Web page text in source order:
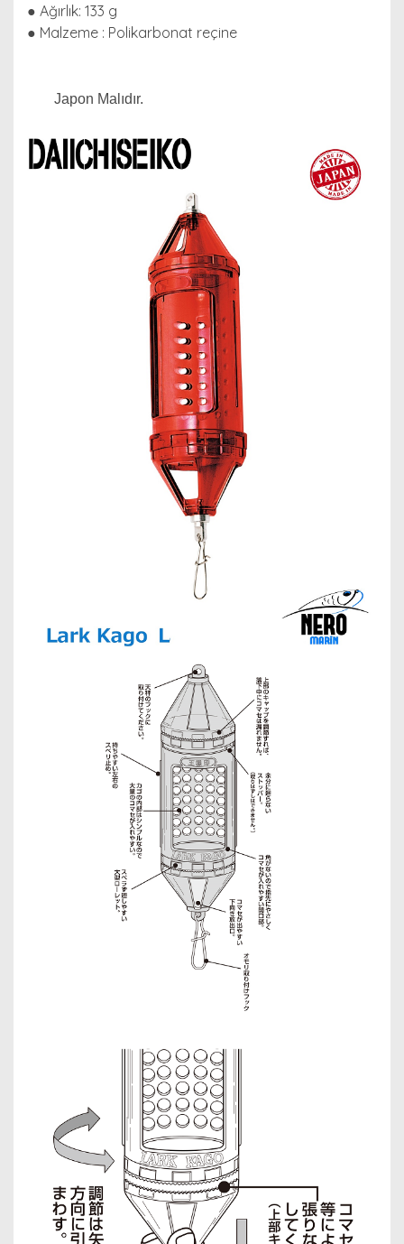
● Ağırlık: 133 g
● Malzeme : Polikarbonat reçine
Japon Malıdır.